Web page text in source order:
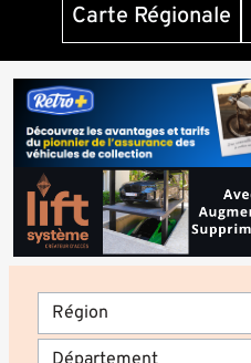
Carte Régionale